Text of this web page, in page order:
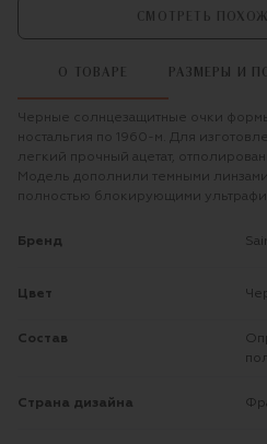
СМОТРЕТЬ
О ТОВАРЕ РАЗМЕРЫ И
Черные солнцезащитные очки
ностальгия по 1960-м. Для
легкий прочный ацетат,
Модель дополнили темными
полностью блокирующими
Бренд
Цвет
Состав
Оправа-ацетат; Линзы-
Страна дизайна